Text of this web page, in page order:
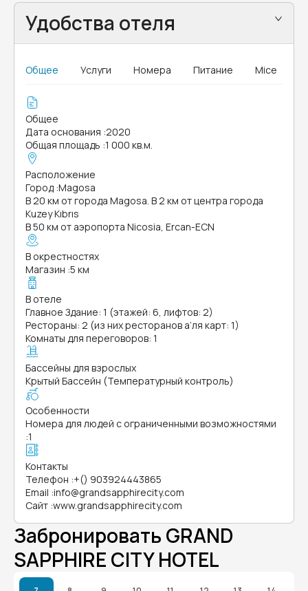
Удобства отеля
Общее Услуги Номера Питание Mice
Общее
Дата основания :2020
Общая площадь :1 000 кв.м.
Расположение
Город :Magosa
В 20 км от города Magosa. В 2 км от центра города
Kuzey Kıbrıs
В 50 км от аэропорта Nicosia, Ercan-ECN
В окрестностях
Магазин :5 км
В отеле
Главное Здание: 1 (этажей: 6, лифтов: 2)
Рестораны: 2 (из них ресторанов а’ля карт: 1)
Комнаты для переговоров: 1
Бассейны для взрослых
Крытый Бассейн (Температурный контроль)
Особенности
Номера для людей с ограниченными возможностями
:1
Контакты
Телефон :+() 903924443865
Email :info@grandsapphirecity.com
Сайт :www.grandsapphirecity.com
Забронировать GRAND
SAPPHIRE CITY HOTEL